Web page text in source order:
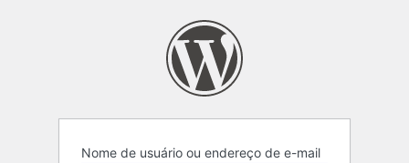
Nome de usuário ou endereço de e-mail